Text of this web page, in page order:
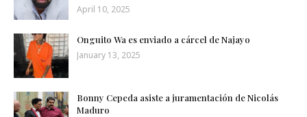
April 10, 2025
Onguito Wa es enviado a cárcel de Najayo
January 13, 2025
Bonny Cepeda asiste a juramentación de Nicolás
Maduro